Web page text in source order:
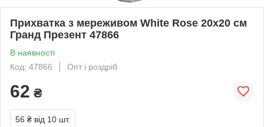
Прихватка з мереживом White Rose 20х20 см
Гранд Презент 47866
В наявності
Код: 47866
Опт і роздріб
62 ₴
56 ₴ від 10 шт.